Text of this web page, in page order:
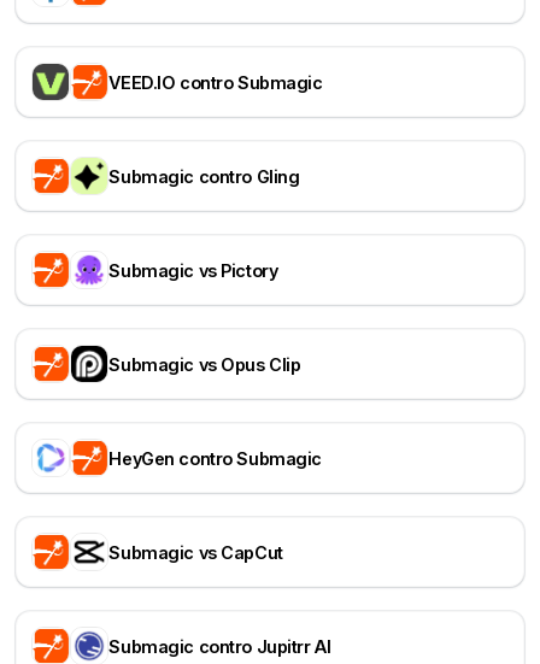
VEED.IO contro Submagic
Submagic contro Gling
Submagic vs Pictory
Submagic vs Opus Clip
HeyGen contro Submagic
Submagic vs CapCut
Submagic contro Jupitrr AI